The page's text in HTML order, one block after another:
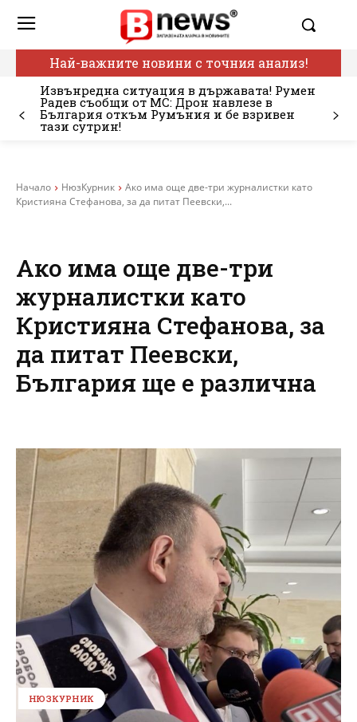
Най-важните новини с точния анализ!
Извънредна ситуация в държавата! Румен
Радев съобщи от МС: Дрон навлезе в
България откъм Румъния и бе взривен
тази сутрин!
Начало НюзКурник
Ако има още две-три журналистки като
Кристияна Стефанова, за да питат Пеевски,...
Ако има още две-три
журналистки като
Кристияна Стефанова, за
да питат Пеевски,
България ще е различна
НЮЗКУРНИК